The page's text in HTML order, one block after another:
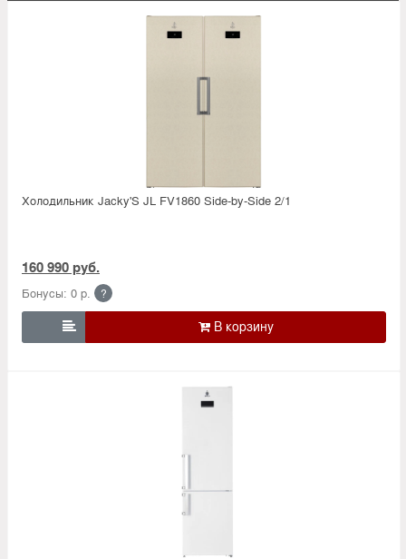
Холодильник Jacky'S JL FV1860 Side-by-Side 2/1
160 990 руб.
Бонусы: 0 р. ?
